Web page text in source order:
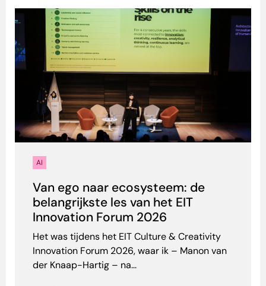
AI
Van ego naar ecosysteem: de
belangrijkste les van het EIT
Innovation Forum 2026
Het was tijdens het EIT Culture & Creativity
Innovation Forum 2026, waar ik – Manon van
der Knaap-Hartig – na...